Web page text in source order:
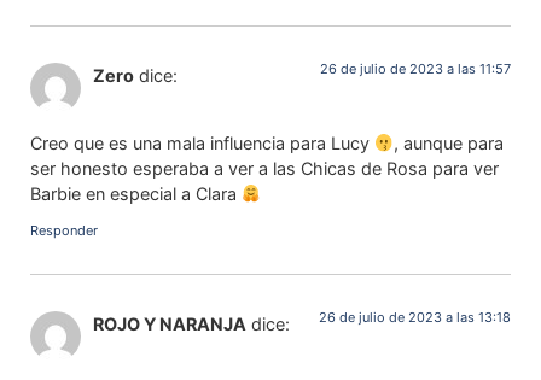
Zero dice: 26 de julio de 2023 a las 11:57
Creo que es una mala influencia para Lucy
, aunque para
ser honesto esperaba a ver a las Chicas de Rosa para ver
Barbie en especial a Clara
Responder
ROJO Y NARANJA dice: 26 de julio de 2023 a las 13:18